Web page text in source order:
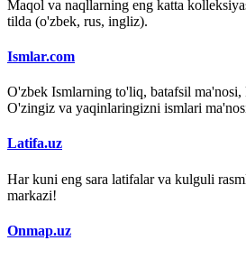
Maqol va naqllarning eng katta
tilda (o'zbek, rus, ingliz).
Ismlar.com
O'zbek Ismlarning to'liq, batafsil
O'zingiz va yaqinlaringizni ismlari
Latifa.uz
Har kuni eng sara latifalar va kulguli
markazi!
Onmap.uz